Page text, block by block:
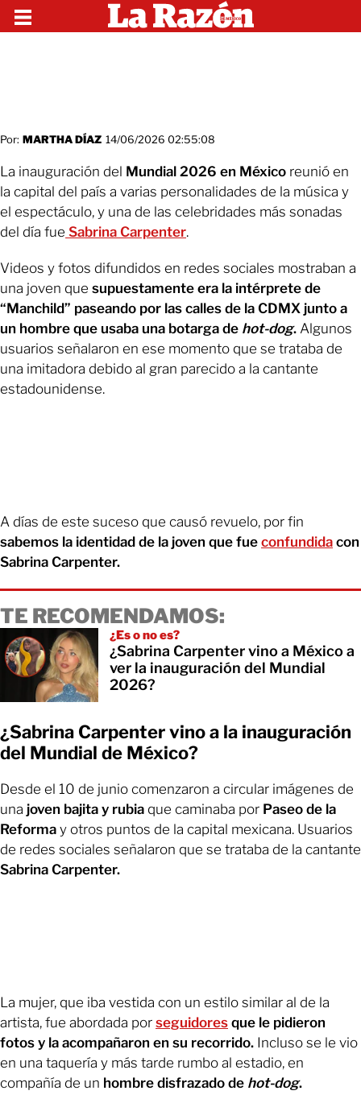
Por: MARTHA DÍAZ 14/06/2026 02:55:08
La inauguración del Mundial 2026 en México reunió en
la capital del país a varias personalidades de la música y
el espectáculo, y una de las celebridades más sonadas
del día fue Sabrina Carpenter.
Videos y fotos difundidos en redes sociales mostraban a
una joven que supuestamente era la intérprete de
“Manchild” paseando por las calles de la CDMX junto a
un hombre que usaba una botarga de hot-dog. Algunos
usuarios señalaron en ese momento que se trataba de
una imitadora debido al gran parecido a la cantante
estadounidense.
A días de este suceso que causó revuelo, por fin
sabemos la identidad de la joven que fue confundida con
Sabrina Carpenter.
TE RECOMENDAMOS:
¿Es o no es?
¿Sabrina Carpenter vino a México a
ver la inauguración del Mundial
2026?
¿Sabrina Carpenter vino a la inauguración
del Mundial de México?
Desde el 10 de junio comenzaron a circular imágenes de
una joven bajita y rubia que caminaba por Paseo de la
Reforma y otros puntos de la capital mexicana. Usuarios
de redes sociales señalaron que se trataba de la cantante
Sabrina Carpenter.
La mujer, que iba vestida con un estilo similar al de la
artista, fue abordada por seguidores que le pidieron
fotos y la acompañaron en su recorrido. Incluso se le vio
en una taquería y más tarde rumbo al estadio, en
compañía de un hombre disfrazado de hot-dog.